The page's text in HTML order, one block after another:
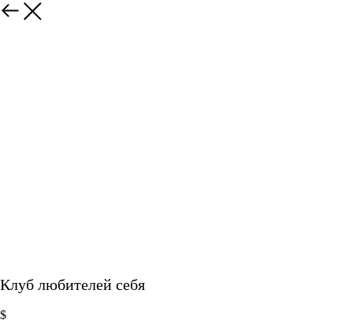
Клуб любителей себя
$